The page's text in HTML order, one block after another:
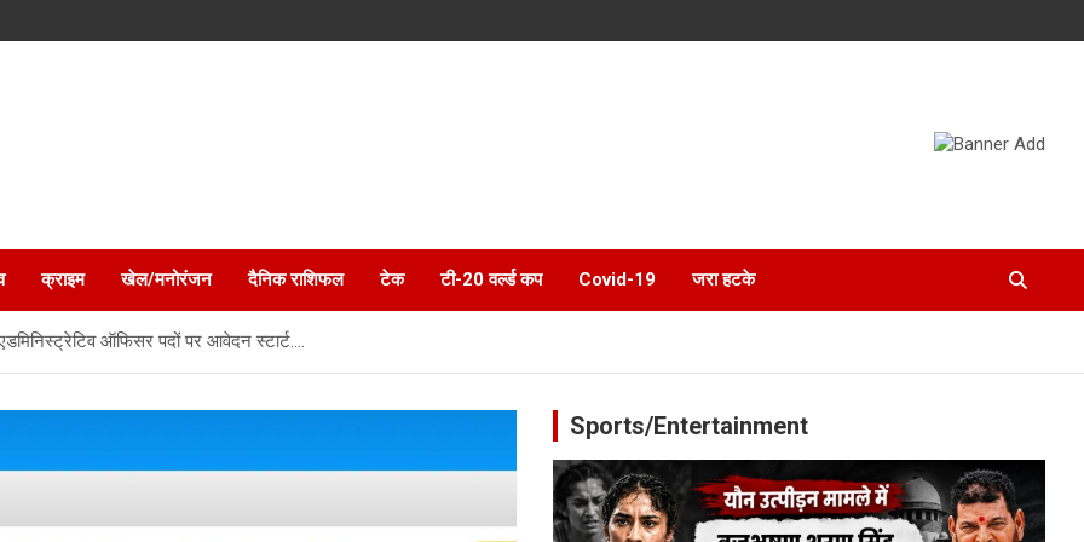
क्राइम खेल/मनोरंजन दैनिक राशिफल टेक टी-20 वर्ल्ड कप Covid-19 जरा हटके
ऑफिसर पदों पर आवेदन स्टार्ट….
Sports/Entertainment